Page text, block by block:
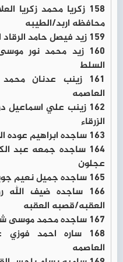
158 زكريا محمد زكريا
محافظه اربد/الطيبه
159 زيد فيصل حامد الرقاد لواء سحاب/محافظه العاصمه
160 زيد محمد نور
السلط
161 زينب عدنان
العاصمه
162 زينب علي اسماعيل
الزرقاء
163 ساجده ابراهيم عوده النعيمات معان
164 ساجده جمعه عبد
عجلون
165 ساجده جميل نعيم جويدات لواء الاغوار الشماليه
166 ساجده ضيف
العقبه/قصبه العقبه
167 ساجده محمد موسى شلبايه عين الباشا
168 ساره احمد
العاصمه